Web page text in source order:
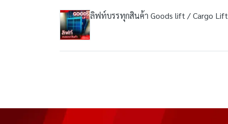
ลิฟท์บรรทุกสินค้า Goods lift / Cargo Lift